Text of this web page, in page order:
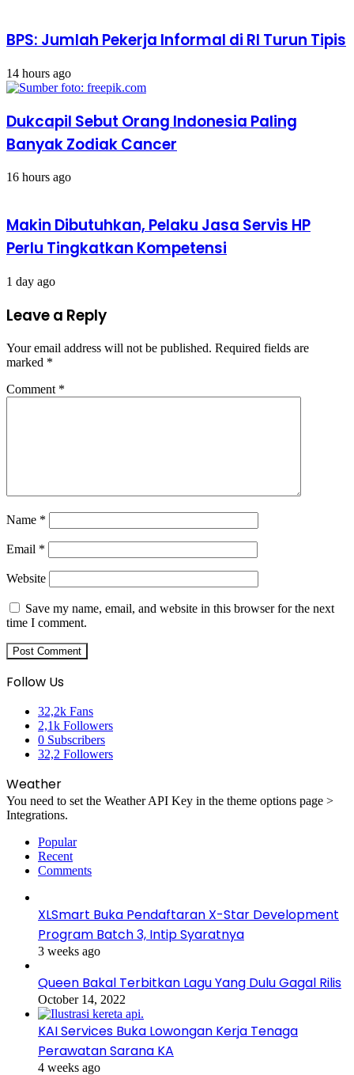
BPS: Jumlah Pekerja Informal di RI Turun Tipis
14 hours ago
Dukcapil Sebut Orang Indonesia Paling
Banyak Zodiak Cancer
16 hours ago
Makin Dibutuhkan, Pelaku Jasa Servis HP
Perlu Tingkatkan Kompetensi
1 day ago
Leave a Reply
Your email address will not be published. Required fields are
marked *
Comment *
Name *
Email *
Website
Save my name, email, and website in this browser for the next
time I comment.
Follow Us
32,2k Fans
2,1k Followers
0 Subscribers
32,2 Followers
Weather
You need to set the Weather API Key in the theme options page >
Integrations.
Popular
Recent
Comments
XLSmart Buka Pendaftaran X-Star Development
Program Batch 3, Intip Syaratnya
3 weeks ago
Queen Bakal Terbitkan Lagu Yang Dulu Gagal Rilis
October 14, 2022
KAI Services Buka Lowongan Kerja Tenaga
Perawatan Sarana KA
4 weeks ago